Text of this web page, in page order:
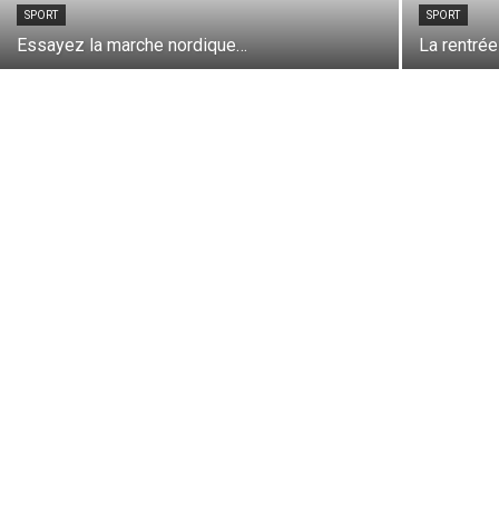
SPORT
Essayez la marche nordique…
SPORT
La